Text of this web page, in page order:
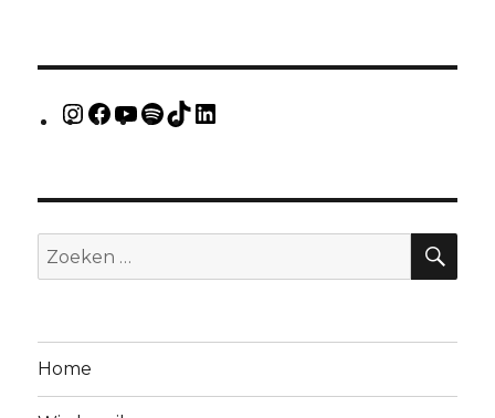
Home